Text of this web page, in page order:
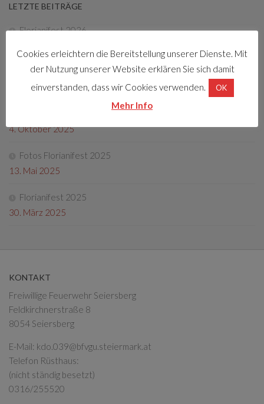
LETZTE BEITRÄGE
Florianifest 2026
Friedenslichtaktion
22. Dezember 2025
Tag der offenen Tür 2025
4. Oktober 2025
Fotos Florianifest 2025
13. Mai 2025
Florianifest 2025
30. März 2025
KONTAKT
Freiwillige Feuerwehr Seiersberg
Feldkirchnerstraße 8
8054 Seiersberg
E-Mail: kdo.039@bfvgu.steiermark.at
Telefon Rüsthaus:
(nicht ständig besetzt)
0316/255520
Cookies erleichtern die Bereitstellung unserer Dienste. Mit
der Nutzung unserer Website erklären Sie sich damit
einverstanden, dass wir Cookies verwenden.
OK
Mehr Info